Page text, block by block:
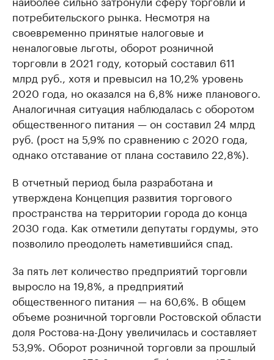
потребительского рынка. Несмотря на
своевременно принятые налоговые и
неналоговые льготы, оборот розничной
торговли в 2021 году, который составил 611
млрд руб., хотя и превысил на 10,2% уровень
2020 года, но оказался на 6,8% ниже планового.
Аналогичная ситуация наблюдалась с оборотом
общественного питания — он составил 24 млрд
руб. (рост на 5,9% по сравнению с 2020 года,
однако отставание от плана составило 22,8%).
В отчетный период была разработана и
утверждена Концепция развития торгового
пространства на территории города до конца
2030 года. Как отметили депутаты гордумы, это
позволило преодолеть наметившийся спад.
За пять лет количество предприятий торговли
выросло на 19,8%, а предприятий
общественного питания — на 60,6%. В общем
объеме розничной торговли Ростовской области
доля Ростова-на-Дону увеличилась и составляет
53,9%. Оборот розничной торговли за прошлый